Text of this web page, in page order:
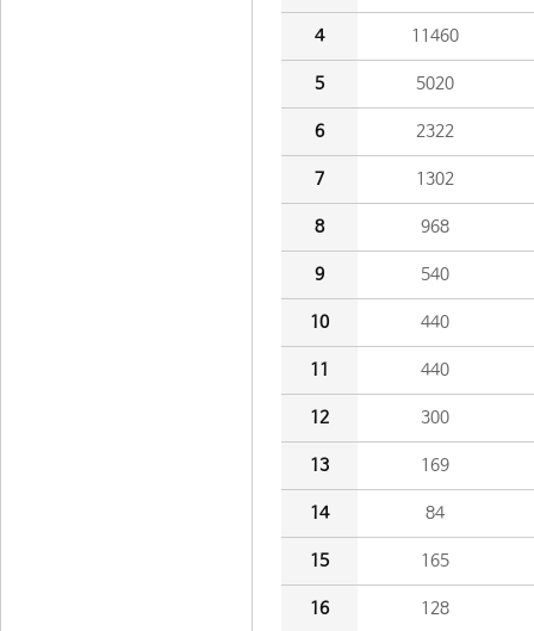
4 11460
5 5020
6 2322
7 1302
8 968
9 540
10 440
11 440
12 300
13 169
14 84
15 165
16 128